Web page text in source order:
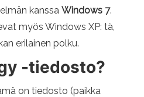
kanssa Windows 7.
myös Windows XP: tä,
erilainen polku.
-tiedosto?
on tiedosto (paikka